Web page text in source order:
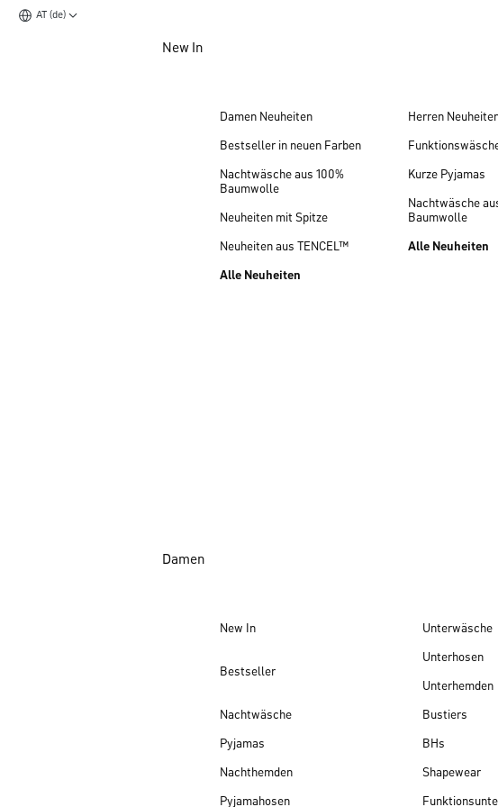
AT (de)
Zum Hauptinhalt springenNew In
Damen Neuheiten
Bestseller in neuen Farben
Nachtwäsche aus 100%
Baumwolle
Neuheiten mit Spitze
Neuheiten aus TENCEL™
Alle Neuheiten
Herren
Kurze Pyjamas
Nachtwäsche
Baumwolle
Alle Neuheiten
Damen
New In
Bestseller
Nachtwäsche
Pyjamas
Nachthemden
Pyjamahosen
Unterwäsche
Unterhosen
Unterhemden
Bustiers
BHs
Shapewear